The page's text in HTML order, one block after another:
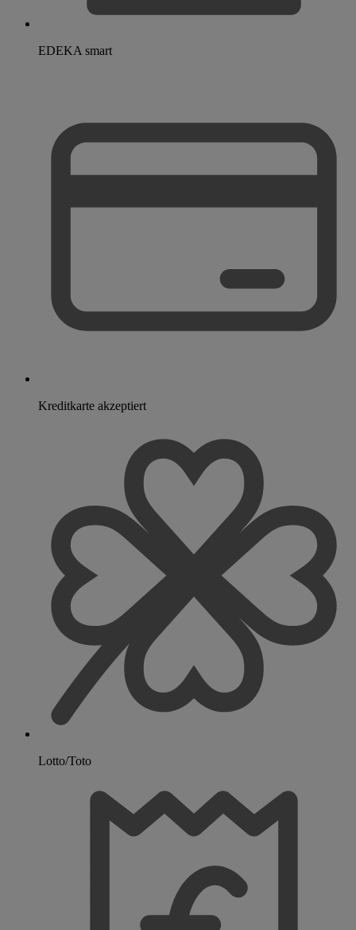
EDEKA smart
Kreditkarte akzeptiert
Lotto/Toto